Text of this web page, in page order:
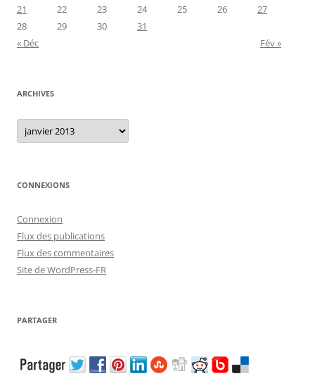
21
22 23 24 25 26
27
28
29 30
31
« Déc
Fév »
ARCHIVES
Archives
CONNEXIONS
Connexion
Flux des publications
Flux des commentaires
Site de WordPress-FR
PARTAGER